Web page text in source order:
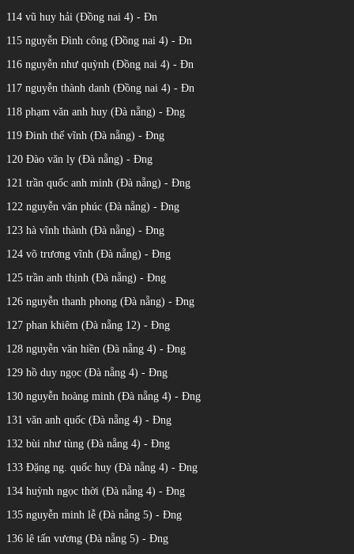
114 vũ huy hải (Đồng nai 4) - Đn
115 nguyễn Đình công (Đồng nai 4) - Đn
116 nguyễn như quỳnh (Đồng nai 4) - Đn
117 nguyễn thành danh (Đồng nai 4) - Đn
118 phạm văn anh huy (Đà nẵng) - Đng
119 Đinh thế vĩnh (Đà nẵng) - Đng
120 Đào văn ly (Đà nẵng) - Đng
121 trần quốc anh minh (Đà nẵng) - Đng
122 nguyễn văn phúc (Đà nẵng) - Đng
123 hà vĩnh thành (Đà nẵng) - Đng
124 võ trương vĩnh (Đà nẵng) - Đng
125 trần anh thịnh (Đà nẵng) - Đng
126 nguyễn thanh phong (Đà nẵng) - Đng
127 phan khiêm (Đà nẵng 12) - Đng
128 nguyễn văn hiền (Đà nẵng 4) - Đng
129 hồ duy ngọc (Đà nẵng 4) - Đng
130 nguyễn hoàng minh (Đà nẵng 4) - Đng
131 văn anh quốc (Đà nẵng 4) - Đng
132 bùi như tùng (Đà nẵng 4) - Đng
133 Đặng ng. quốc huy (Đà nẵng 4) - Đng
134 huỳnh ngọc thời (Đà nẵng 4) - Đng
135 nguyễn minh lễ (Đà nẵng 5) - Đng
136 lê tấn vương (Đà nẵng 5) - Đng